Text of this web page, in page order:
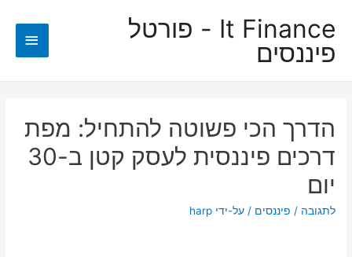
It Finance - פורטל
פיננסים
הדרך הכי פשוטה להתחיל: מפת
דרכים פיננסית לעסק קטן ב-30
יום
לתגובה / פיננסים / על-ידי harp